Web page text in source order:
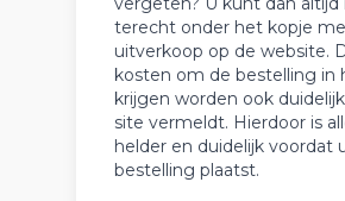
terecht onder het kopje
uitverkoop op de website.
kosten om de bestelling in
krijgen worden ook
site vermeldt. Hierdoor is
helder en duidelijk voordat
bestelling plaatst.